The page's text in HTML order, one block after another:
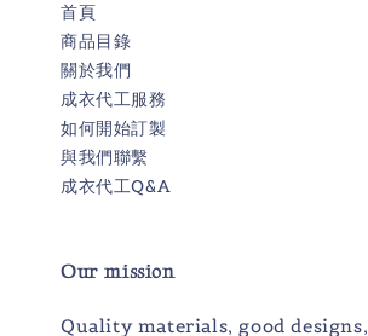
首頁
商品目錄
關於我們
成衣代工服務
如何開始訂製
與我們聯繫
成衣代工Q&A
Our mission
Quality materials, good designs,